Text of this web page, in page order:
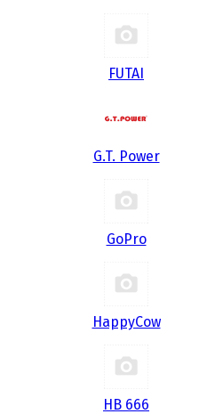
FUTAI
G.T. Power
GoPro
HappyCow
HB 666